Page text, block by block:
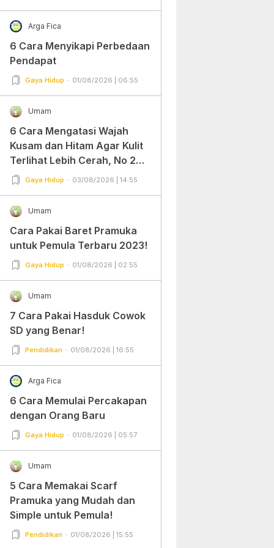
Arga Fica
6 Cara Menyikapi Perbedaan
Pendapat
Gaya Hidup 01/08/2026 | 06:55
Umam
6 Cara Mengatasi Wajah
Kusam dan Hitam Agar Kulit
Terlihat Lebih Cerah, No 2
Gampang Banget dan Mudah
Gaya Hidup 03/08/2026 | 14:55
Umam
Cara Pakai Baret Pramuka
untuk Pemula Terbaru 2023!
Gaya Hidup 01/08/2026 | 02:55
Umam
7 Cara Pakai Hasduk Cowok
SD yang Benar!
Pendidikan 01/08/2026 | 16:55
Arga Fica
6 Cara Memulai Percakapan
dengan Orang Baru
Gaya Hidup 01/08/2026 | 05:57
Umam
5 Cara Memakai Scarf
Pramuka yang Mudah dan
Simple untuk Pemula!
Pendidikan 01/08/2026 | 15:55